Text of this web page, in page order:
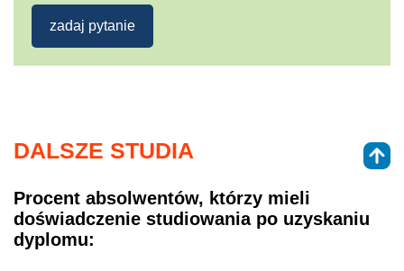
zadaj pytanie
DALSZE STUDIA
Procent absolwentów, którzy mieli
doświadczenie studiowania po uzyskaniu
dyplomu: